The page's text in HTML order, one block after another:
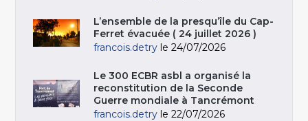
L’ensemble de la presqu’île du Cap-
Ferret évacuée ( 24 juillet 2026 )
francois.detry le 24/07/2026
Le 300 ECBR asbl a organisé la
reconstitution de la Seconde
Guerre mondiale à Tancrémont
francois.detry le 22/07/2026